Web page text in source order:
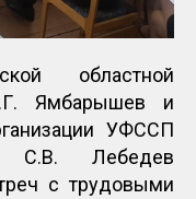
областной
Ямбарышев и
УФССП
С.В. Лебедев
с трудовыми